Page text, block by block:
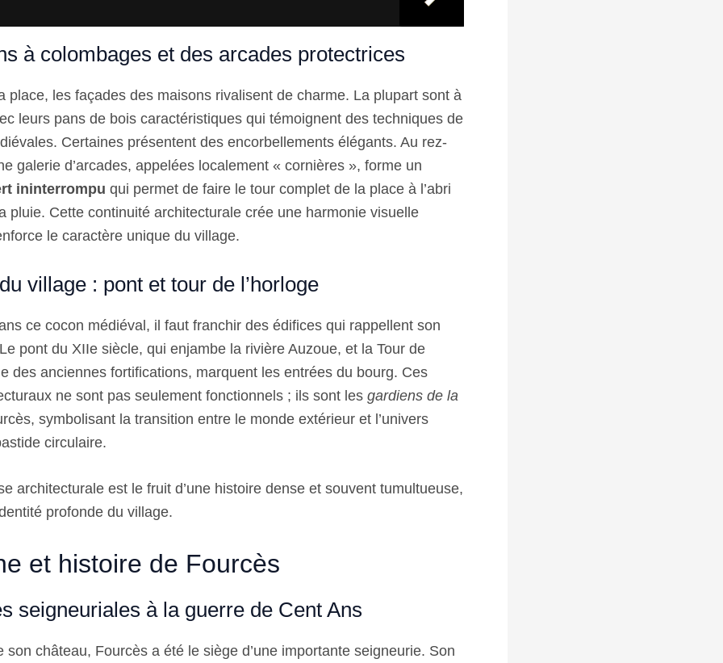
à colombages et des arcades protectrices
place, les façades des maisons rivalisent de charme. La plupart sont à
leurs pans de bois caractéristiques qui témoignent des techniques de
Certaines présentent des encorbellements élégants. Au rez-
galerie d’arcades, appelées localement « cornières », forme un
ininterrompu qui permet de faire le tour complet de la place à l’abri
pluie. Cette continuité architecturale crée une harmonie visuelle
le caractère unique du village.
village : pont et tour de l’horloge
ce cocon médiéval, il faut franchir des édifices qui rappellent son
pont du XIIe siècle, qui enjambe la rivière Auzoue, et la Tour de
des anciennes fortifications, marquent les entrées du bourg. Ces
ne sont pas seulement fonctionnels ; ils sont les gardiens de la
symbolisant la transition entre le monde extérieur et l’univers
circulaire.
architecturale est le fruit d’une histoire dense et souvent tumultueuse,
profonde du village.
et histoire de Fourcès
seigneuriales à la guerre de Cent Ans
son château, Fourcès a été le siège d’une importante seigneurie. Son